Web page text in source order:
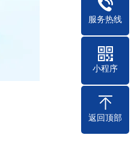
服务热线
小程序
返回顶部